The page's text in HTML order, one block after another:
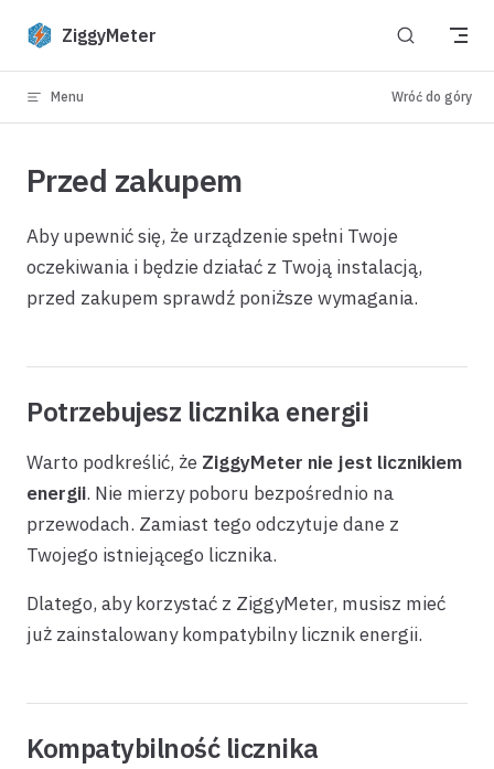
Skip to content
ZiggyMeter
Menu Wróć do góry
Przed zakupem
Aby upewnić się, że urządzenie spełni Twoje
oczekiwania i będzie działać z Twoją instalacją,
przed zakupem sprawdź poniższe wymagania.
Potrzebujesz licznika energii
Warto podkreślić, że ZiggyMeter nie jest licznikiem
energii. Nie mierzy poboru bezpośrednio na
przewodach. Zamiast tego odczytuje dane z
Twojego istniejącego licznika.
Dlatego, aby korzystać z ZiggyMeter, musisz mieć
już zainstalowany kompatybilny licznik energii.
Kompatybilność licznika